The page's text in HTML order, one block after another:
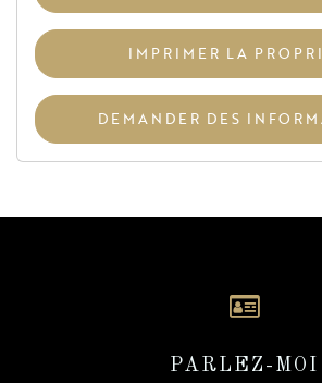
IMPRIMER LA
DEMANDER DES
PARLEZ-MOI